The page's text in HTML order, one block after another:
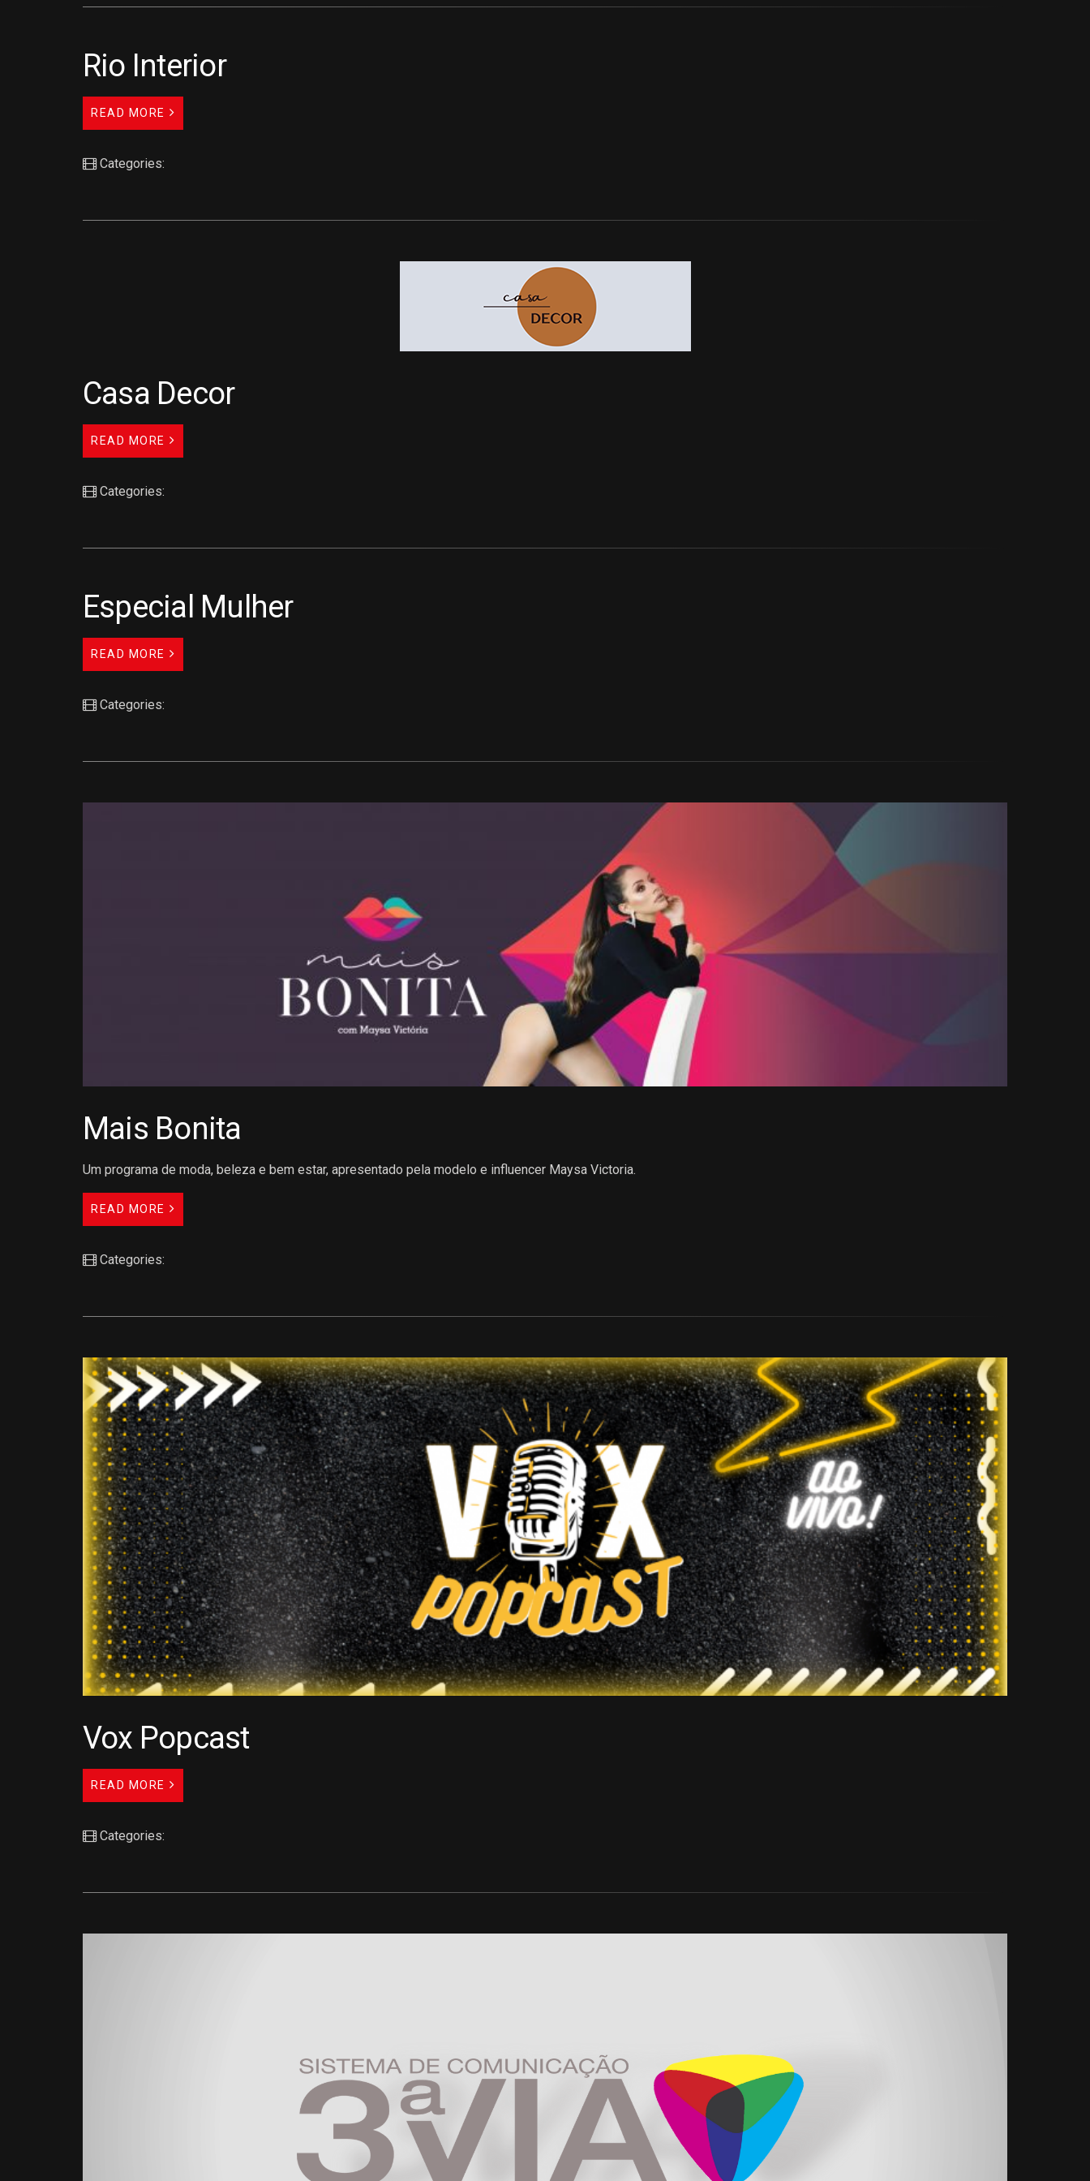
Rio Interior
READ MORE
Categories:
Casa Decor
READ MORE
Categories:
Especial Mulher
READ MORE
Categories:
Mais Bonita
Um programa de moda, beleza e bem estar, apresentado pela modelo e influencer Maysa Victoria.
READ MORE
Categories:
Vox Popcast
READ MORE
Categories: